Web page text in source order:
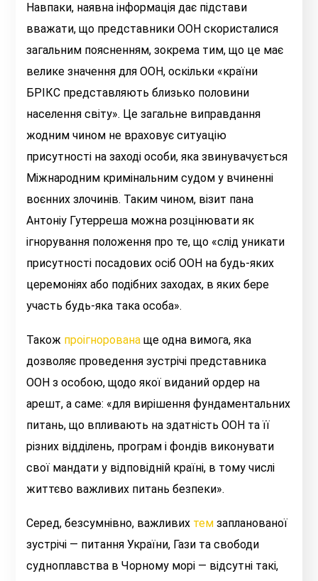
Навпаки, наявна інформація дає підстави
вважати, що представники ООНскористалися
загальним поясненням, зокрема тим, що це має
велике значення для ООН, оскільки «країни
БРІКС представляють близько половини
населення світу». Це загальне виправдання
жодним чином не враховує ситуацію
присутності на заході особи, яка звинувачується
Міжнародним кримінальним судом у вчиненні
воєнних злочинів. Таким чином, візит пана
Антоніу Гутерреша можна розцінювати як
ігнорування положення про те, що «слід уникати
присутності посадових осіб ООН на будь-яких
церемоніях або подібних заходах, в яких бере
участь будь-яка така особа».
Також проігнорована ще одна вимога, яка
дозволяє проведення зустрічі представника
ООН з особою, щодо якої виданий ордер на
арешт, а саме: «для вирішення фундаментальних
питань, що впливають на здатність ООН та її
різних відділень, програм і фондів виконувати
свої мандати у відповідній країні, в тому числі
життєво важливих питань безпеки».
Серед, безсумнівно, важливих тем запланованої
зустрічі — питання України, Гази та свободи
судноплавства в Чорному морі — відсутні такі,